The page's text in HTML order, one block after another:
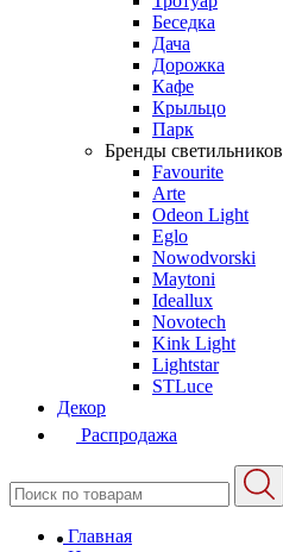
Беседка
Дача
Дорожка
Кафе
Крыльцо
Парк
Бренды светильников
Favourite
Arte
Odeon Light
Eglo
Nowodvorski
Maytoni
Ideallux
Novotech
Kink Light
Lightstar
STLuce
Декор
Распродажа
Главная